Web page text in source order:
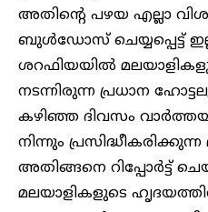
അതിന്റെ പഴയ എല്ലാ
ബുൾഡോസ് ചെയ്യപ്പെട്ട്
ശറഫിയയിൽ
നടന്നിരുന്ന പ്രധാന
കഴിഞ്ഞ ദിവസം
നിന്നും
അതിങ്ങനെ റിപ്പോർട്ട്
മലയാളികളുടെ